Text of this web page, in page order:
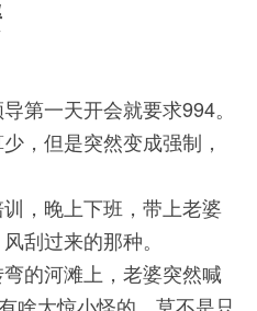
第一天开会就要求994。
，但是突然变成强制，
，晚上下班，带上老婆
刮过来的那种。
的河滩上，老婆突然喊